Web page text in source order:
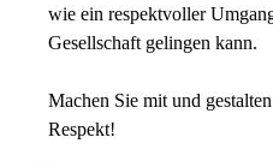
wie ein respektvoller
Gesellschaft gelingen kann.
Machen Sie mit und
Respekt!